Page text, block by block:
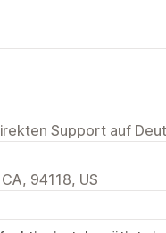
Support auf
94118, US